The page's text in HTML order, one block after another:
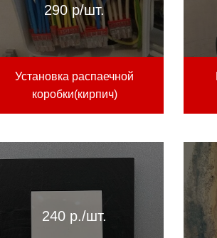
290 р/шт.
Установка распаечной
коробки(кирпич)
240 р./шт.